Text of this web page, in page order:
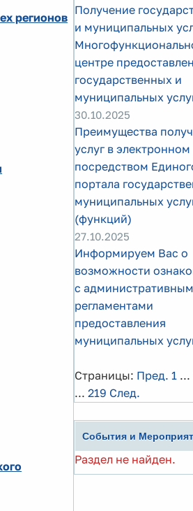
регионов
Получение
и муниципальных
центре
государственных и
муниципальных
30.10.2025
Преимущества
услуг в
посредством
портала
муниципальных
(функций)
27.10.2025
Информируем Вас о
возможности
с
регламентами
предоставления
муниципальных
Страницы: Пред. 1 ...
... 219 След.
События и
Раздел не найден.